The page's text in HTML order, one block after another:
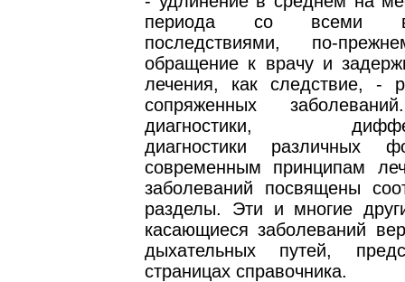
периода со всеми
последствиями, по-
обращение к врачу и
лечения, как следствие, -
сопряженных
диагностики,
диагностики различных
современным принципам
заболеваний посвящены
разделы. Эти и многие
касающиеся заболеваний
дыхательных путей,
страницах справочника.